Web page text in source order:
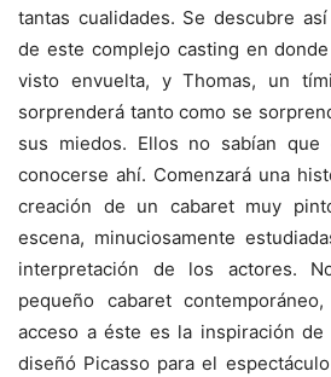
tantas cualidades. Se descubre
de este complejo casting en
visto envuelta, y Thomas, un
sorprenderá tanto como se
sus miedos. Ellos no sabían que
conocerse ahí. Comenzará una
creación de un cabaret muy
escena, minuciosamente
interpretación de los actores.
pequeño cabaret
acceso a éste es la inspiración de
diseñó Picasso para el